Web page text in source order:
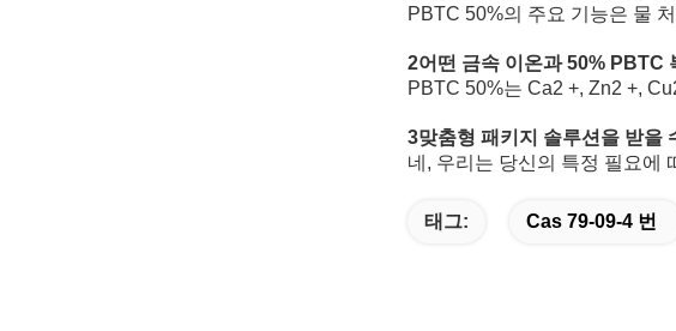
PBTC 50%의 주요 기능은 물
2어떤 금속 이온과 50% PBTC
PBTC 50%는 Ca2 +, Zn2 +,
3맞춤형 패키지 솔루션을 받을
네, 우리는 당신의 특정 필요에
태그: Cas 79-09-4 번